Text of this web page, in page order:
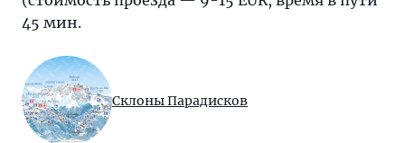
45 мин.
Склоны Парадисков